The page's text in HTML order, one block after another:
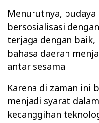
Menurutnya,
bersosialisasi
terjaga dengan baik,
bahasa daerah
antar sesama.
Karena di zaman ini
menjadi syarat
kecanggihan